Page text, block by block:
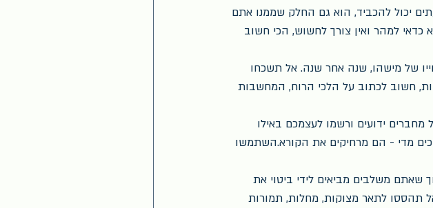
יכול להכביד, הוא גם החלק שממנו אתם
כדאי למהר ואין צורך לחשוש, הכי חשוב
של מישהו, שנה אחר שנה. אל תשכחו
חשוב לכתוב על הלכי הרוח, המחשבות
מחברים ידועים ורשמו לעצמכם באילו
מדי - הם מרחיקים את הקורא.השתמשו
משלבים מביאים לידי ביטוי את
תהססו לתאר מצוקות, מחלות, תמורות